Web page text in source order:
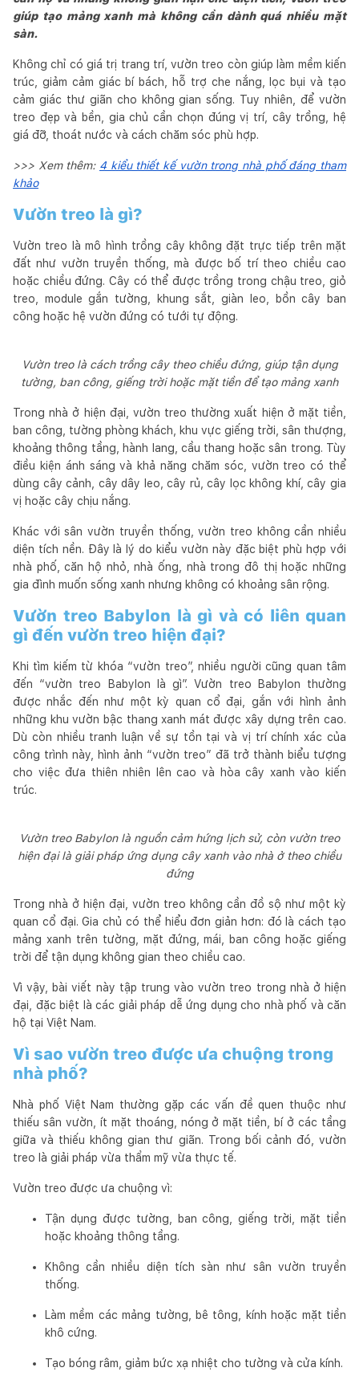
giúp tạo mảng xanh mà không cần dành quá nhiều mặt
sàn.
Không chỉ có giá trị trang trí, vườn treo còn giúp làm mềm kiến
trúc, giảm cảm giác bí bách, hỗ trợ che nắng, lọc bụi và tạo
cảm giác thư giãn cho không gian sống. Tuy nhiên, để vườn
treo đẹp và bền, gia chủ cần chọn đúng vị trí, cây trồng, hệ
giá đỡ, thoát nước và cách chăm sóc phù hợp.
>>> Xem thêm: 4 kiểu thiết kế vườn trong nhà phố đáng tham
khảo
Vườn treo là gì?
Vườn treo là mô hình trồng cây không đặt trực tiếp trên mặt
đất như vườn truyền thống, mà được bố trí theo chiều cao
hoặc chiều đứng. Cây có thể được trồng trong chậu treo, giỏ
treo, module gắn tường, khung sắt, giàn leo, bồn cây ban
công hoặc hệ vườn đứng có tưới tự động.
Vườn treo là cách trồng cây theo chiều đứng, giúp tận dụng
tường, ban công, giếng trời hoặc mặt tiền để tạo mảng xanh
Trong nhà ở hiện đại, vườn treo thường xuất hiện ở mặt tiền,
ban công, tường phòng khách, khu vực giếng trời, sân thượng,
khoảng thông tầng, hành lang, cầu thang hoặc sân trong. Tùy
điều kiện ánh sáng và khả năng chăm sóc, vườn treo có thể
dùng cây cảnh, cây dây leo, cây rủ, cây lọc không khí, cây gia
vị hoặc cây chịu nắng.
Khác với sân vườn truyền thống, vườn treo không cần nhiều
diện tích nền. Đây là lý do kiểu vườn này đặc biệt phù hợp với
nhà phố, căn hộ nhỏ, nhà ống, nhà trong đô thị hoặc những
gia đình muốn sống xanh nhưng không có khoảng sân rộng.
Vườn treo Babylon là gì và có liên quan
gì đến vườn treo hiện đại?
Khi tìm kiếm từ khóa “vườn treo”, nhiều người cũng quan tâm
đến “vườn treo Babylon là gì”. Vườn treo Babylon thường
được nhắc đến như một kỳ quan cổ đại, gắn với hình ảnh
những khu vườn bậc thang xanh mát được xây dựng trên cao.
Dù còn nhiều tranh luận về sự tồn tại và vị trí chính xác của
công trình này, hình ảnh “vườn treo” đã trở thành biểu tượng
cho việc đưa thiên nhiên lên cao và hòa cây xanh vào kiến
trúc.
Vườn treo Babylon là nguồn cảm hứng lịch sử, còn vườn treo
hiện đại là giải pháp ứng dụng cây xanh vào nhà ở theo chiều
đứng
Trong nhà ở hiện đại, vườn treo không cần đồ sộ như một kỳ
quan cổ đại. Gia chủ có thể hiểu đơn giản hơn: đó là cách tạo
mảng xanh trên tường, mặt đứng, mái, ban công hoặc giếng
trời để tận dụng không gian theo chiều cao.
Vì vậy, bài viết này tập trung vào vườn treo trong nhà ở hiện
đại, đặc biệt là các giải pháp dễ ứng dụng cho nhà phố và căn
hộ tại Việt Nam.
Vì sao vườn treo được ưa chuộng trong
nhà phố?
Nhà phố Việt Nam thường gặp các vấn đề quen thuộc như
thiếu sân vườn, ít mặt thoáng, nóng ở mặt tiền, bí ở các tầng
giữa và thiếu không gian thư giãn. Trong bối cảnh đó, vườn
treo là giải pháp vừa thẩm mỹ vừa thực tế.
Vườn treo được ưa chuộng vì:
Tận dụng được tường, ban công, giếng trời, mặt tiền
hoặc khoảng thông tầng.
Không cần nhiều diện tích sàn như sân vườn truyền
thống.
Làm mềm các mảng tường, bê tông, kính hoặc mặt tiền
khô cứng.
Tạo bóng râm, giảm bức xạ nhiệt cho tường và cửa kính.